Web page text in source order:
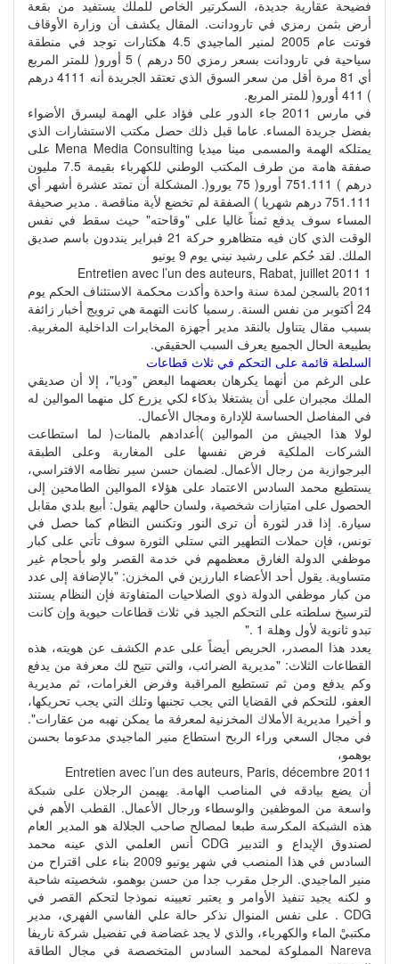
فضيحة عقارية جديدة، السكرتير الخاص للملك يستفيد من بقعة
أرض بثمن رمزي في تارودانت. المقال يكشف أن وزارة الأوقاف
فوتت عام 2005 لمنير الماجيدي 4.5 هكتارات توجد في منطقة
سياحية في تارودانت بسعر رمزي 50 درهم ) 5 أورو( للمتر المربع
أي 81 مرة أقل من سعر السوق الذي تعتقد الجريدة أنه 4111 درهم
في مارس 2011 جاء الدور على فؤاد علي الهمة ليسرق الأضواء
بفضل جريدة المساء. عاما قبل ذلك حصل مكتب الاستشارات الذي
يمتلكه الهمة والمسمى مينا ميديا Mena Media Consulting على
صفقة هامة من طرف المكتب الوطني للكهرباء بقيمة 7.5 مليون
درهم ) 751.111 أورو( 75 يورو(. المشكلة أن تمتد عشرة أشهر أي
751.111 درهم شهريا ) الصفقة لم تخضع لأية مناقصة . مدير صحيفة
المساء سوف يدفع ثمناً غاليا على "وقاحته" حيث سقط في نفس
الوقت الذي كان فيه متظاهرو حركة 21 فبراير ينددون باسم صديق
الملك. لقد حُكم على رشيد نيني يوم 9 يونيو
2011 بالسجن لمدة سنة واحدة وأكدت محكمة الاستئناف الحكم يوم
24 أكتوبر من نفس السنة. رسميا كانت التهمة هي ترويج أخبار زائفة
بسبب مقال يتناول بالنقد مدير أجهزة المخابرات الداخلية المغربية.
بطبيعة الحال الجميع يعرف السبب الحقيقي.
السلطة قائمة على التحكم في ثلاث قطاعات
على الرغم من أنهما يكرهان بعضهما البعض "وديا"، إلا أن صديقي
الملك مجبران على أن يشتغلا بذكاء لكي يزرع كل منهما الموالين له
في المفاصل الحساسة للإدارة ومجال الأعمال.
لولا هذا الجيش من الموالين )أعدادهم بالمئات( لما استطاعت
الشركات الملكية فرض نفسها على المغاربة وعلى الطبقة
البرجوازية من رجال الأعمال. لضمان حسن سير نظامه الافتراسي،
يستطيع محمد السادس الاعتماد على هؤلاء الموالين الطامحين إلى
الحصول على امتيازات شخصية، ولسان حالهم يقول: أبيع بلدي مقابل
سيارة. إذا قدر لثورة أن ترى النور وتكنس النظام كما حصل في
تونس، فإن حملات التطهير التي ستلي الثورة سوف تأتي على كبار
موظفي الدولة الغارق معظمهم في خدمة القصر ولو بأحجام غير
متساوية. يقول أحد الأعضاء البارزين في المخزن: "بالإضافة إلى عدد
من كبار موظفي الدولة ذوي الصلاحيات المتفاوتة فإن النظام يستند
لترسيخ سلطته على التحكم الجيد في ثلاث قطاعات حيوية وإن كانت
تبدو ثانوية لأول وهلة 1 ."
يعدد هذا المصدر، الحريص أيضاً على عدم الكشف عن هويته، هذه
القطاعات الثلاث: "مديرية الضرائب، والتي تتيح لك معرفة من يدفع
وكم يدفع ومن ثم تستطيع المراقبة وفرض الغرامات، ثم مديرية
العفو، للتحكم في القضايا التي يجب تجنبها وتلك التي يجب تحريكها،
و أخيرا مديرية الأملاك المخزنية لمعرفة ما يمكن نهبه من عقارات".
في مجال السعي وراء الربح استطاع منير الماجيدي مدعوما بحسن
بوهمو،
Entretien avec l’un des auteurs, Paris, décembre 2011
أن يضع بيادقه في المناصب الهامة. يهيمن الرجلان على شبكة
واسعة من الموظفين والوسطاء ورجال الأعمال. القطب الأهم في
هذه الشبكة المكرسة طبعا لمصالح صاحب الجلالة هو المدير العام
لصندوق الإيداع و التدبير CDG أنس العلمي الذي عينه محمد
السادس في هذا المنصب في شهر يونيو 2009 بناء على اقتراح من
منير الماجيدي. الرجل مقرب جدا من حسن بوهمو، شخصيته شاحبة
و لكنه يجيد تنفيذ الأوامر و يعتبر تعيينه نموذجا لتحكم القصر في
CDG . على نفس المنوال نذكر حالة علي الفاسي الفهري، مدير
مكتبيْ الماء والكهرباء، والذي لا يجد غضاضة في تفضيل شركة ناريفا
Nareva المملوكة لمحمد السادس المتخصصة في مجال الطاقة